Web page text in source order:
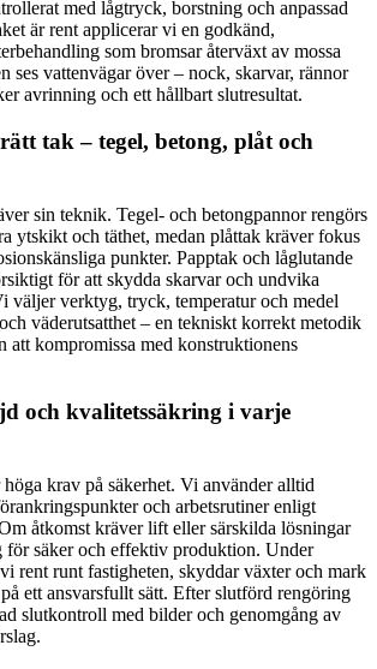
med lågtryck, borstning och anpassad
är rent applicerar vi en godkänd,
som bromsar återväxt av mossa
ses vattenvägar över – nock, skarvar, rännor
avrinning och ett hållbart slutresultat.
tak – tegel, betong, plåt och
sin teknik. Tegel- och betongpannor rengörs
ytskikt och täthet, medan plåttak kräver fokus
punkter. Papptak och låglutande
för att skydda skarvar och undvika
väljer verktyg, tryck, temperatur och medel
väderutsatthet – en tekniskt korrekt metodik
att kompromissa med konstruktionens
och kvalitetssäkring i varje
krav på säkerhet. Vi använder alltid
och arbetsrutiner enligt
åtkomst kräver lift eller särskilda lösningar
för säker och effektiv produktion. Under
rent runt fastigheten, skyddar växter och mark
ett ansvarsfullt sätt. Efter slutförd rengöring
slutkontroll med bilder och genomgång av